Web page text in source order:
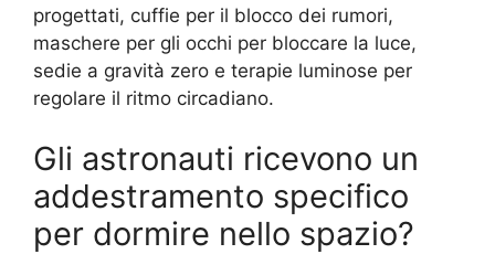
progettati, cuffie per il blocco dei rumori,
maschere per gli occhi per bloccare la luce,
sedie a gravità zero e terapie luminose per
regolare il ritmo circadiano.
Gli astronauti ricevono un
addestramento specifico
per dormire nello spazio?